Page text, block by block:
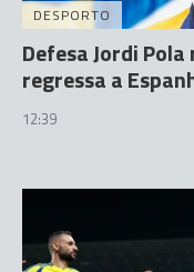
DESPORTO
Defesa Jordi
regressa a
12:39